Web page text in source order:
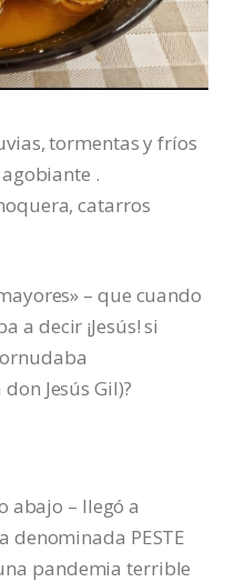
tormentas y fríos
.
catarros
– que cuando
a decir ¡Jesús! si
Jesús Gil)?
abajo – llegó a
denominada PESTE
una pandemia terrible